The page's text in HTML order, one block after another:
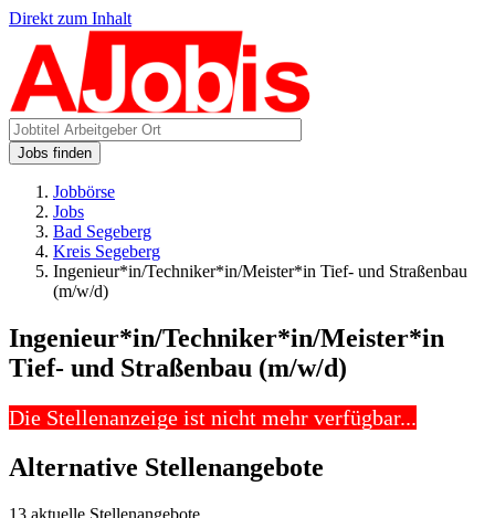
Direkt zum Inhalt
Jobs finden
Jobbörse
Jobs
Bad Segeberg
Kreis Segeberg
Ingenieur*in/Techniker*in/Meister*in Tief- und Straßenbau
(m/w/d)
Ingenieur*in/Techniker*in/Meister*in
Tief- und Straßenbau (m/w/d)
Die Stellenanzeige ist nicht mehr verfügbar...
Alternative Stellenangebote
13 aktuelle Stellenangebote